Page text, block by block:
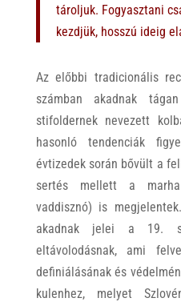
tároljuk. Fogyasztani
kezdjük, hosszú ideig
Az előbbi tradicionális
számban akadnak
stifoldernek nevezett
hasonló tendenciák
évtizedek során bővült a
sertés mellett a
vaddisznó) is
akadnak jelei a 19.
eltávolodásnak, ami
definiálásának és
kulenhez, melyet